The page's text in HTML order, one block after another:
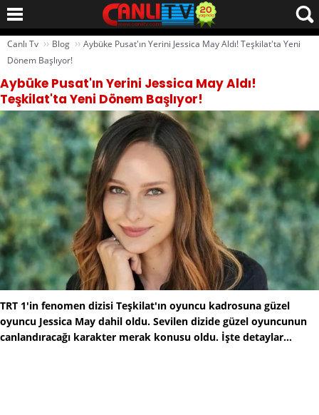
Canlı Tv ›› Blog ›› Aybüke Pusat'ın Yerini Jessica May Aldı! Teşkilat'ta Yeni
Dönem Başlıyor!
Aybüke Pusat'ın Yerini Jessica May Aldı!
Teşkilat'ta Yeni Dönem Başlıyor!
TRT 1'in fenomen dizisi Teşkilat'ın oyuncu kadrosuna güzel
oyuncu Jessica May dahil oldu. Sevilen dizide güzel oyuncunun
canlandıracağı karakter merak konusu oldu. İşte detaylar...